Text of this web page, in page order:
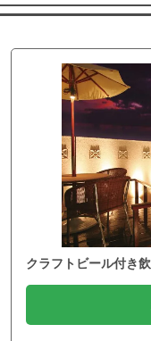
クラフトビール付き